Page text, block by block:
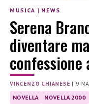
MUSICA | NEWS
Serena
diventare
confessione
VINCENZO CHIANESE | 9
NOVELLA NOVELLA 2000